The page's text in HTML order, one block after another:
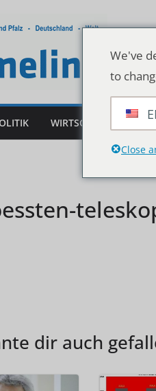
WIRTSCHAFT
dir auch
We've
to
Close